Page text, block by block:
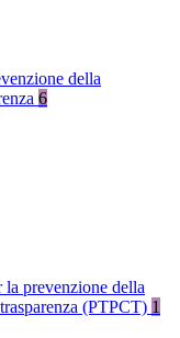
della
6
la prevenzione della
(PTPCT) 1